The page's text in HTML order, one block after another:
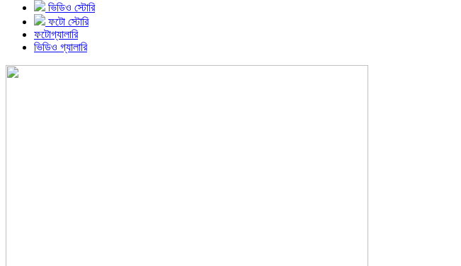
ভিডিও স্টোরি
ফটো স্টোরি
ফটোগ্যালারি
ভিডিও গ্যালারি